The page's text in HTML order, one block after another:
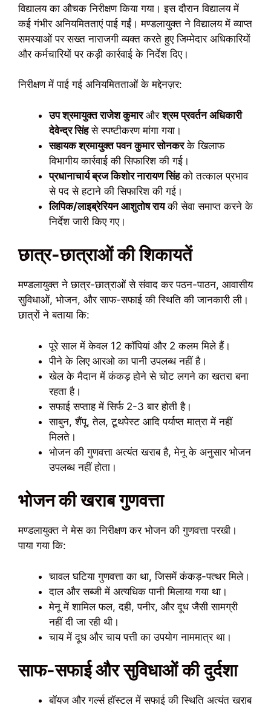
विद्यालय का औचक निरीक्षण किया गया। इस दौरान विद्यालय में
कई गंभीर अनियमितताएं पाई गईं। मण्डलायुक्त ने विद्यालय में व्याप्त
समस्याओं पर सख्त नाराजगी व्यक्त करते हुए जिम्मेदार अधिकारियों
और कर्मचारियों पर कड़ी कार्रवाई के निर्देश दिए।
निरीक्षण में पाई गई अनियमितताओं के मद्देनज़र:
उप श्रमायुक्त राजेश कुमारऔरश्रम प्रवर्तन अधिकारी
देवेन्द्र सिंहसे स्पष्टीकरण मांगा गया।
सहायक श्रमायुक्त पवन कुमार सोनकरके खिलाफ
विभागीय कार्रवाई की सिफारिश की गई।
प्रधानाचार्य ब्रज किशोर नारायण सिंहको तत्काल प्रभाव
से पद से हटाने की सिफारिश की गई।
लिपिक/लाइब्रेरियन आशुतोष रायकी सेवा समाप्त करने के
निर्देश जारी किए गए।
छात्र-छात्राओं की शिकायतें
मण्डलायुक्त ने छात्र-छात्राओं से संवाद कर पठन-पाठन, आवासीय
सुविधाओं, भोजन, और साफ-सफाई की स्थिति की जानकारी ली।
छात्रों ने बताया कि:
पूरे साल में केवल 12 कॉपियां और 2 कलम मिले हैं।
पीने के लिए आरओ का पानी उपलब्ध नहीं है।
खेल के मैदान में कंकड़ होने से चोट लगने का खतरा बना
रहता है।
सफाई सप्ताह में सिर्फ 2-3 बार होती है।
साबुन, शैंपू, तेल, टूथपेस्ट आदि पर्याप्त मात्रा में नहीं
मिलते।
भोजन की गुणवत्ता अत्यंत खराब है, मेनू के अनुसार भोजन
उपलब्ध नहीं होता।
भोजन की खराब गुणवत्ता
मण्डलायुक्त ने मेस का निरीक्षण कर भोजन की गुणवत्ता परखी।
पाया गया कि:
चावल घटिया गुणवत्ता का था, जिसमें कंकड़-पत्थर मिले।
दाल और सब्जी में अत्यधिक पानी मिलाया गया था।
मेनू में शामिल फल, दही, पनीर, और दूध जैसी सामग्री
नहीं दी जा रही थी।
चाय में दूध और चाय पत्ती का उपयोग नाममात्र था।
साफ-सफाई और सुविधाओं की दुर्दशा
बॉयज और गर्ल्स हॉस्टल में सफाई की स्थिति अत्यंत खराब